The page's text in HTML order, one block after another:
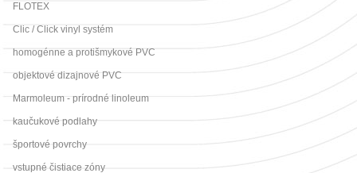
FLOTEX
Clic / Click vinyl systém
homogénne a protišmykové PVC
objektové dizajnové PVC
Marmoleum - prírodné linoleum
kaučukové podlahy
športové povrchy
vstupné čistiace zóny